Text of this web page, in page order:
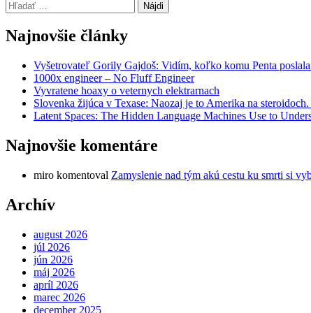
Hľadať:
Najnovšie články
Vyšetrovateľ Gorily Gajdoš: Vidím, koľko komu Penta
1000x engineer – No Fluff Engineer
Vyvratene hoaxy o veternych elektrarnach
Slovenka žijúca v Texase: Naozaj je to Amerika na
Latent Spaces: The Hidden Language Machines Use to
Najnovšie komentáre
miro komentoval Zamyslenie nad tým akú cestu ku smrti si
Archív
august 2026
júl 2026
jún 2026
máj 2026
apríl 2026
marec 2026
december 2025